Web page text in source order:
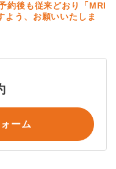
約後も従来どおり「MRI
よう、お願いいたしま
ーム